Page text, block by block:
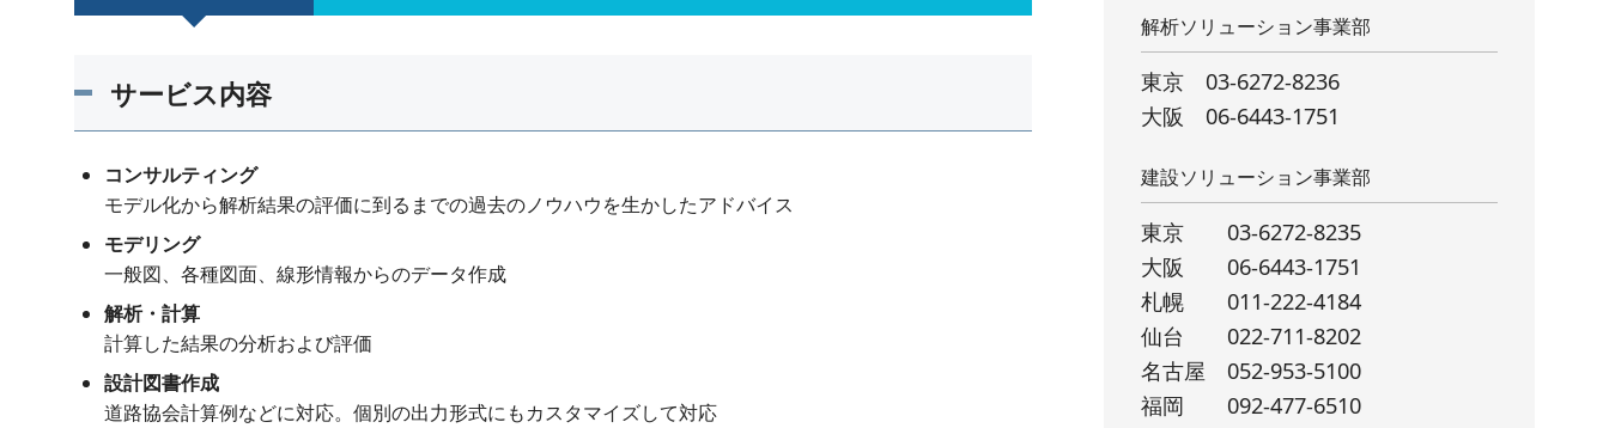
サービス内容
コンサルティング
モデル化から解析結果の評価に到るまでの過去のノウハウを生かしたアドバイス
モデリング
一般図、各種図面、線形情報からのデータ作成
解析・計算
計算した結果の分析および評価
設計図書作成
道路協会計算例などに対応。個別の出力形式にもカスタマイズして対応
解析ソリューション事業部
東京 03-6272-8236
大阪 06-6443-1751
建設ソリューション事業部
東京
03-6272-8235
大阪
06-6443-1751
札幌
011-222-4184
仙台
022-711-8202
名古屋 052-953-5100
福岡
092-477-6510